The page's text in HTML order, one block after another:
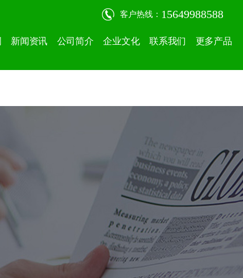
客户热线： 15649988588
新闻资讯 公司简介 企业文化 联系我们 更多产品